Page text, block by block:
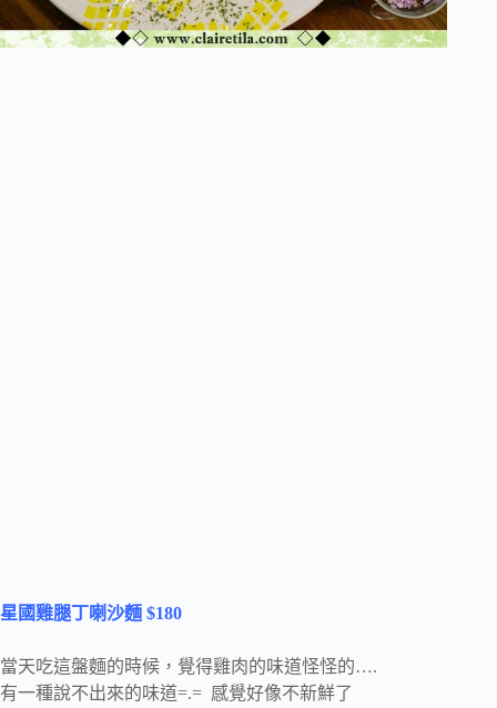
星國雞腿丁喇沙麵 $180
當天吃這盤麵的時候，覺得雞肉的味道怪怪的….
有一種說不出來的味道=.= 感覺好像不新鮮了